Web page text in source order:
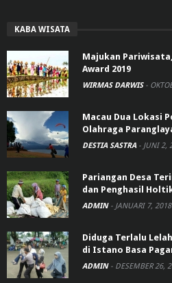
KABA WISATA
Majukan
Award 2019
WIRMAS DARWIS -
Macau Dua Lokasi
Olahraga
DESTIA SASTRA - JUNI 2,
Pariangan Desa
dan Penghasil
ADMIN - JANUARI 7, 2018
Diduga Terlalu
di Istano Basa
ADMIN - DESEMBER 26,